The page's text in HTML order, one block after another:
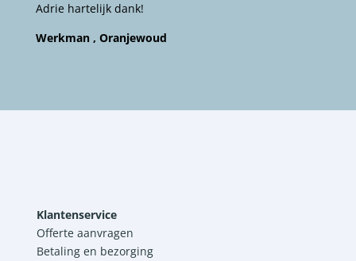
Adrie hartelijk dank!
Werkman , Oranjewoud
Klantenservice
Offerte aanvragen
Betaling en bezorging